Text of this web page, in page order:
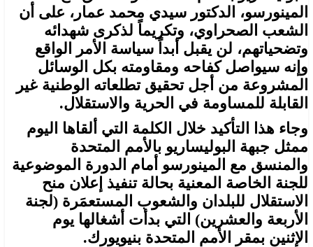
المينورسو، الدكتور سيدي محمد عمار، على أن
الشعب الصحراوي، وتكريماً لذكرى شهدائه
وتضحياتهم، لن يقبل أبداً سياسة الأمر الواقع
وإنه سيواصل كفاحه ومقاومته بكل الوسائل
المشروعة من أجل تحقيق تطلعاته الوطنية غير
القابلة للمساومة في الحرية والاستقلال.
وجاء هذا التأكيد خلال الكلمة التي ألقاها اليوم
ممثل جبهة البوليساريو بالأمم المتحدة
والمنسق مع المينورسو أمام الدورة الموضوعية
للجنة الخاصة المعنية بحالة تنفيذ إعلان منح
الاستقلال للبلدان والشعوب المستعمَرة (لجنة
الأربعة والعشرين) التي بدأت أشغالها يوم
الإثنين بمقر الأمم المتحدة بنيويورك.